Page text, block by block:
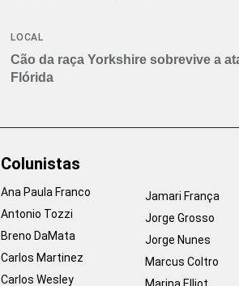
LOCAL
Cão da raça Yorkshire sobrevive a
Flórida
Colunistas
Ana Paula Franco
Antonio Tozzi
Breno DaMata
Carlos Martinez
Carlos Wesley
Jamari França
Jorge Grosso
Jorge Nunes
Marcus Coltro